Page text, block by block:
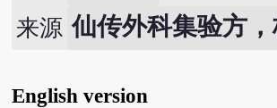
来源 仙传外科集验方
English version